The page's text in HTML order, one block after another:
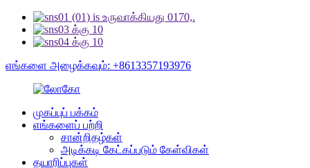
எங்களை அழைக்கவும்: +8613357193976
முகப்புப் பக்கம்
எங்களைப் பற்றி
சான்றிதழ்கள்
அடிக்கடி கேட்கப்படும் கேள்விகள்
தயாரிப்புகள்